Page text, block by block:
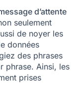
d’attente
seulement
de noyer les
données
des phrases
phrase. Ainsi, les
prises